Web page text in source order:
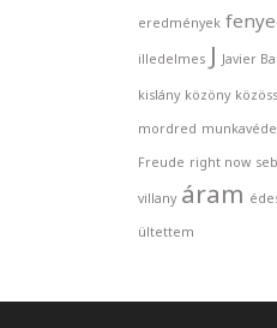
eredmények
illedelmes J Javier
kislány közöny
mordred
Freude right now
villany áram
ültettem